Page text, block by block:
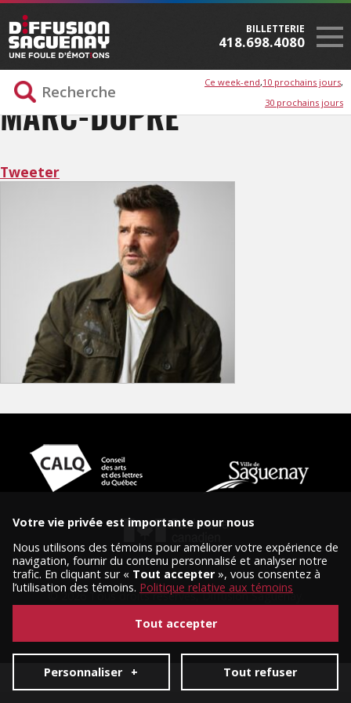
BILLETTERIE
418.698.4080
Ce week-end 10 prochains jours
30 prochains jours
MARC-DUPRÉ
Tweeter
© 2026 Tous droits réservés, Diffusion Saguenay.
Conception et réalisation :Nubee|Mes préférences cookies
Votre vie privée est importante pour nous
Nous utilisons des témoins pour améliorer votre expérience de
navigation, fournir du contenu personnalisé et analyser notre
trafic. En cliquant sur « Tout accepter», vous consentez à
l’utilisation des témoins. Politique relative aux témoins
Personnaliser + Tout refuser
Tout accepter